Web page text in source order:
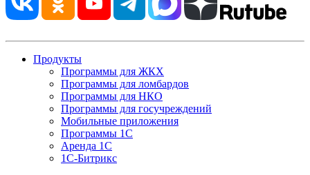
Продукты
Программы для ЖКХ
Программы для ломбардов
Программы для НКО
Программы для госучреждений
Мобильные приложения
Программы 1С
Аренда 1С
1С-Битрикс